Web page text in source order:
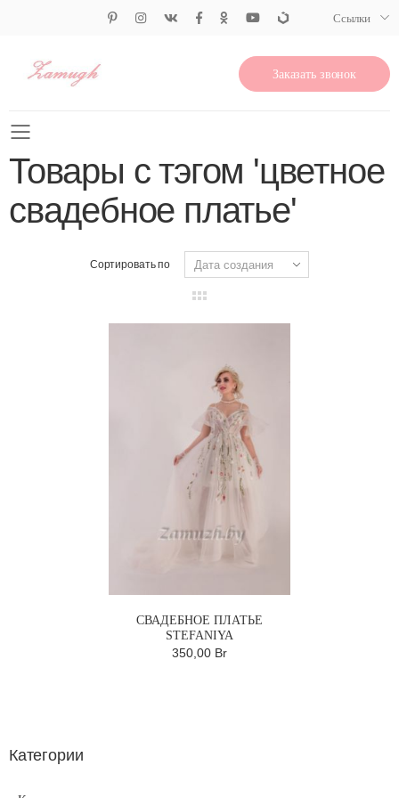
Ссылки
Заказать звонок
Свернуть меню
Товары с тэгом 'цветное
свадебное платье'
Сортировать по
СВАДЕБНОЕ ПЛАТЬЕ
STEFANIYA
350,00 Br
Категории